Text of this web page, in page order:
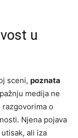
u
sceni, poznata
medija ne
o
Njena pojava
ali iza